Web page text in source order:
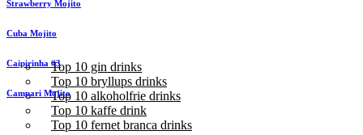
Top 10 gin drinks
Top 10 bryllups drinks
Top 10 alkoholfrie drinks
Top 10 kaffe drink
Top 10 fernet branca drinks
Strawberry Mojito
Cuba Mojito
Caipirinha #3
Campari Mojito